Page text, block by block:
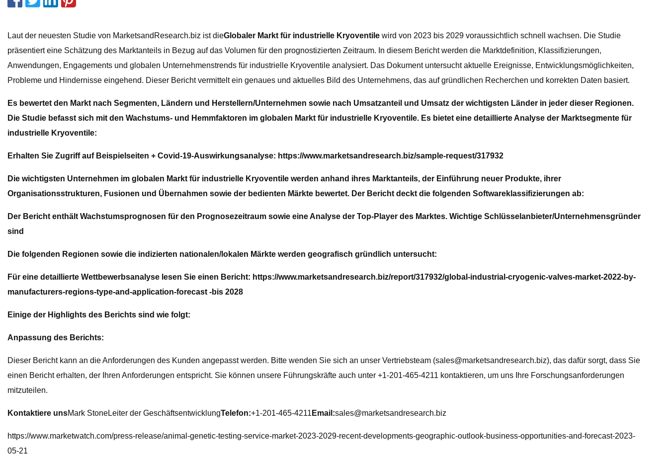
Laut der neuesten Studie von MarketsandResearch.biz ist dieGlobaler Markt für industrielle Kryoventile wird von 2023 bis 2029 voraussichtlich schnell wachsen. Die Studie
präsentiert eine Schätzung des Marktanteils in Bezug auf das Volumen für den prognostizierten Zeitraum. In diesem Bericht werden die Marktdefinition, Klassifizierungen,
Anwendungen, Engagements und globalen Unternehmenstrends für industrielle Kryoventile analysiert. Das Dokument untersucht aktuelle Ereignisse, Entwicklungsmöglichkeiten,
Probleme und Hindernisse eingehend. Dieser Bericht vermittelt ein genaues und aktuelles Bild des Unternehmens, das auf gründlichen Recherchen und korrekten Daten basiert.
Es bewertet den Markt nach Segmenten, Ländern und Herstellern/Unternehmen sowie nach Umsatzanteil und Umsatz der wichtigsten Länder in jeder dieser Regionen.
Die Studie befasst sich mit den Wachstums- und Hemmfaktoren im globalen Markt für industrielle Kryoventile. Es bietet eine detaillierte Analyse der Marktsegmente für
industrielle Kryoventile:
Erhalten Sie Zugriff auf Beispielseiten + Covid-19-Auswirkungsanalyse: https://www.marketsandresearch.biz/sample-request/317932
Die wichtigsten Unternehmen im globalen Markt für industrielle Kryoventile werden anhand ihres Marktanteils, der Einführung neuer Produkte, ihrer
Organisationsstrukturen, Fusionen und Übernahmen sowie der bedienten Märkte bewertet. Der Bericht deckt die folgenden Softwareklassifizierungen ab:
Der Bericht enthält Wachstumsprognosen für den Prognosezeitraum sowie eine Analyse der Top-Player des Marktes. Wichtige Schlüsselanbieter/Unternehmensgründer
sind
Die folgenden Regionen sowie die indizierten nationalen/lokalen Märkte werden geografisch gründlich untersucht:
Für eine detaillierte Wettbewerbsanalyse lesen Sie einen Bericht: https://www.marketsandresearch.biz/report/317932/global-industrial-cryogenic-valves-market-2022-by-
manufacturers-regions-type-and-application-forecast -bis 2028
Einige der Highlights des Berichts sind wie folgt:
Anpassung des Berichts:
Dieser Bericht kann an die Anforderungen des Kunden angepasst werden. Bitte wenden Sie sich an unser Vertriebsteam (sales@marketsandresearch.biz), das dafür sorgt, dass Sie
einen Bericht erhalten, der Ihren Anforderungen entspricht. Sie können unsere Führungskräfte auch unter +1-201-465-4211 kontaktieren, um uns Ihre Forschungsanforderungen
mitzuteilen.
Kontaktiere unsMark StoneLeiter der GeschäftsentwicklungTelefon:+1-201-465-4211Email:sales@marketsandresearch.biz
https://www.marketwatch.com/press-release/animal-genetic-testing-service-market-2023-2029-recent-developments-geographic-outlook-business-opportunities-and-forecast-2023-
05-21